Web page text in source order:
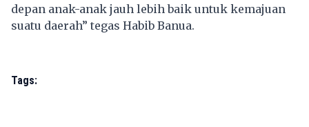
depan anak-anak jauh lebih baik untuk kemajuan
suatu daerah” tegas Habib Banua.
Tags: